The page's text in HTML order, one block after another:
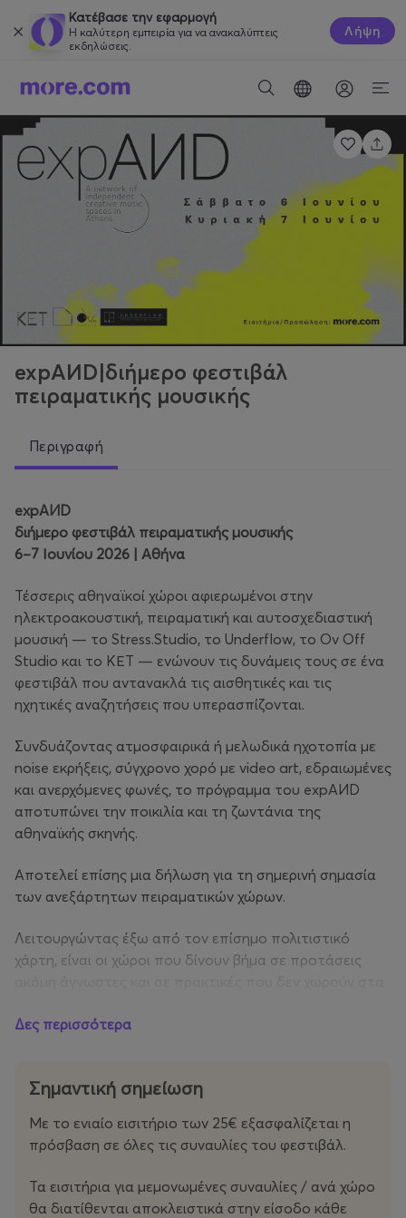
Κατέβασε την εφαρμογή
Η καλύτερη εμπειρία για να ανακαλύπτεις
εκδηλώσεις.
Λήψη
expAИD|διήμερο φεστιβάλ
πειραματικής μουσικής
Περιγραφή
expAИD
διήμερο φεστιβάλ πειραματικής μουσικής
6–7 Ιουνίου 2026 | Αθήνα
Τέσσερις αθηναϊκοί χώροι αφιερωμένοι στην
ηλεκτροακουστική, πειραματική και αυτοσχεδιαστική
μουσική — το Stress.Studio, το Underflow, το Ov Off
Studio και το ΚΕΤ — ενώνουν τις δυνάμεις τους σε ένα
φεστιβάλ που αντανακλά τις αισθητικές και τις
ηχητικές αναζητήσεις που υπερασπίζονται.
Συνδυάζοντας ατμοσφαιρικά ή μελωδικά ηχοτοπία με
noise εκρήξεις, σύγχρονο χορό με video art, εδραιωμένες
και ανερχόμενες φωνές, το πρόγραμμα του expAИD
αποτυπώνει την ποικιλία και τη ζωντάνια της
αθηναϊκής σκηνής.
Αποτελεί επίσης μια δήλωση για τη σημερινή σημασία
των ανεξάρτητων πειραματικών χώρων.
Λειτουργώντας έξω από τον επίσημο πολιτιστικό
χάρτη, είναι οι χώροι που δίνουν βήμα σε προτάσεις
επαφή με την καλλιτεχνική πράξη· που προάγουν τη
τις σκηνές του εξωτερικού. Δεν περιορίζονται στη
εγρήγορσης, αμοιβαίας προσοχής και συλλογικής
παρουσίας, αναλαμβάνοντας το ρίσκο κάθε νέας
προσπάθειας και κάθε διαφορετικής προσέγγισης.
Δες περισσότερα
Σημαντική σημείωση
Με το ενιαίο εισιτήριο των 25€ εξασφαλίζεται η
πρόσβαση σε όλες τις συναυλίες του φεστιβάλ.
Τα εισιτήρια για μεμονωμένες συναυλίες / ανά χώρο
θα διατίθενται αποκλειστικά στην είσοδο κάθε